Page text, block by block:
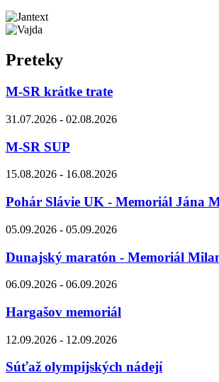
Preteky
M-SR krátke trate
31.07.2026 - 02.08.2026
M-SR SUP
15.08.2026 - 16.08.2026
Pohár Slávie UK - Memoriál Jána
05.09.2026 - 05.09.2026
Dunajský maratón - Memoriál
06.09.2026 - 06.09.2026
Hargašov memoriál
12.09.2026 - 12.09.2026
Súťaž olympijských nádejí